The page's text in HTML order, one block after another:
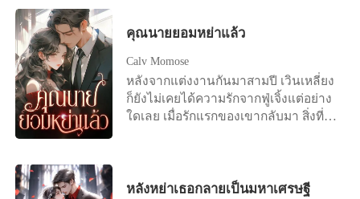
คุณนายยอมหย่าแล้ว
Calv Momose
หลังจากแต่งงานกันมาสามปี เวินเหลี่ยง
ก็ยังไม่เคยได้ความรักจากฟู่เจิ้งแต่อย่าง
ใดเลย เมื่อรักแรกของเขากลับมา สิ่งที่รอ
เย็นชาว่า "ใช่" เวินเหลี่ยงหลับตาและ
หลังหย่าเธอกลายเป็นมหาเศรษฐี